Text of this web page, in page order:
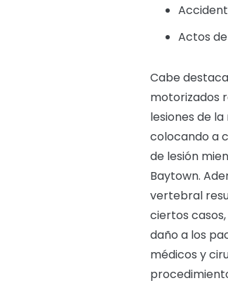
Actos
Cabe
motorizados
lesiones de
colocando a
de lesión
Baytown.
vertebral
ciertos
daño a los
médicos y